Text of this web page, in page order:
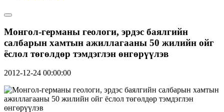
Монгол-германы геологи, эрдэс баялгийн
салбарын хамтын ажиллагааны 50 жилийн ойг
ёслол төгөлдөр тэмдэглэн өнгөрүүлэв
2012-12-24 00:00:00